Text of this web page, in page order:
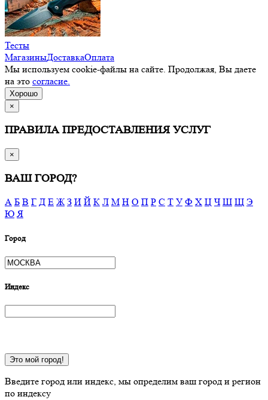
Тесты
МагазиныДоставкаОплата
Мы используем cookie-файлы на сайте. Продолжая, Вы даете
на это согласие.
Хорошо
×
ПРАВИЛА ПРЕДОСТАВЛЕНИЯ УСЛУГ
×
ВАШ ГОРОД?
А Б В Г Д Е Ж З И Й К Л М Н О П Р С Т У Ф Х Ц Ч Ш Щ Э
Ю Я
Город
Индекс
Это мой город!
Введите город или индекс, мы определим ваш город и регион
по индексу